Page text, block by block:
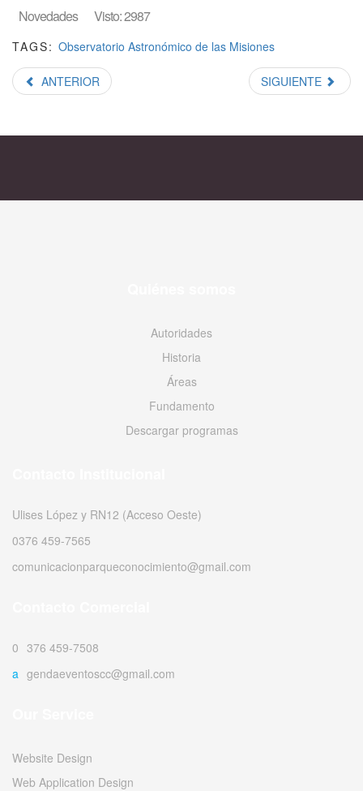
Novedades Visto: 2987
TAGS: Observatorio Astronómico de las Misiones
ANTERIOR SIGUIENTE
Autoridades
Historia
Áreas
Fundamento
Descargar programas
Ulises López y RN12 (Acceso Oeste)
0376 459-7565
comunicacionparqueconocimiento@gmail.com
0376 459-7508
agendaeventoscc@gmail.com
Website Design
Web Application Design